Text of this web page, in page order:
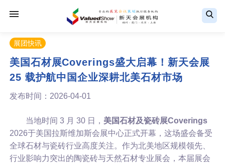
展团快讯
美国石材展Coverings盛大启幕！新天会展
25 载护航中国企业深耕北美石材市场
发布时间：2026-04-01
当地时间 3 月 30 日， 美国石材及瓷砖展Coverings
2026于美国拉斯维加斯会展中心正式开幕，这场盛会备受
全球石材与瓷砖行业高度关注。作为北美地区规模领先、
行业影响力突出的陶瓷砖与天然石材专业展会，本届展会